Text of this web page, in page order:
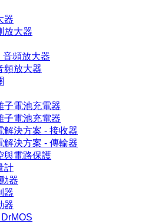
器
放大器
音頻放大器
頻放大器
子電池充電器
子電池充電器
解決方案 - 接收器
解決方案 - 傳輸器
與電路保護
計
器
器
器